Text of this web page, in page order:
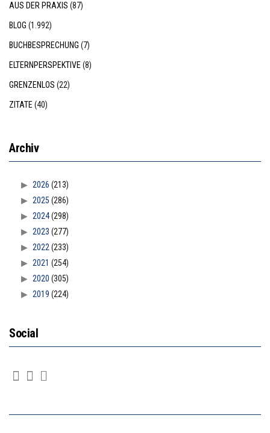
AUS DER PRAXIS (87)
BLOG (1.992)
BUCHBESPRECHUNG (7)
ELTERNPERSPEKTIVE (8)
GRENZENLOS (22)
ZITATE (40)
Archiv
2026 (213)
2025 (286)
2024(298)
2023 (277)
2022 (233)
2021 (254)
2020 (305)
2019 (224)
Social